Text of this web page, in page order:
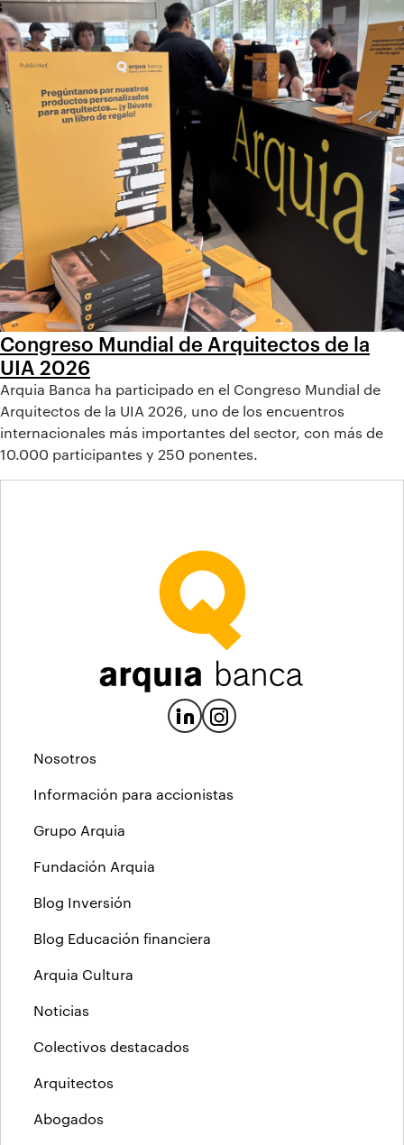
Congreso Mundial de Arquitectos de la
UIA 2026
Arquia Banca ha participado en el Congreso Mundial de
Arquitectos de la UIA 2026, uno de los encuentros
internacionales más importantes del sector, con más de
10.000 participantes y 250 ponentes.
Nosotros
Información para accionistas
Grupo Arquia
Fundación Arquia
Blog Inversión
Blog Educación financiera
Arquia Cultura
Noticias
Colectivos destacados
Arquitectos
Abogados